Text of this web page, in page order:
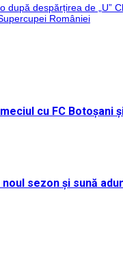
după despărțirea de „U”
României
cu FC
sezon și sună